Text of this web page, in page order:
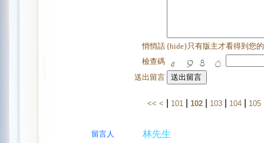
悄悄話 {hide}只有版主才看得到您
檢查碼
送出留言
<< < 101 102 103 104 105
留言人 林先生